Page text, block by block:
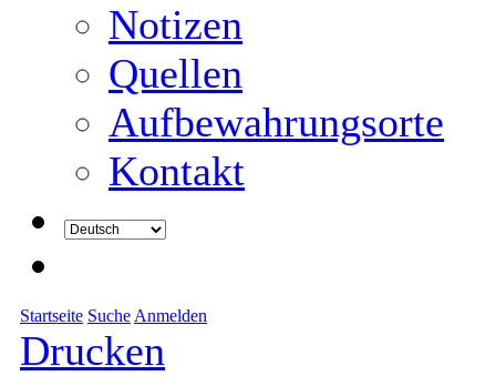
Notizen
Quellen
Aufbewahrungsorte
Kontakt
Startseite Suche Anmelden
Drucken